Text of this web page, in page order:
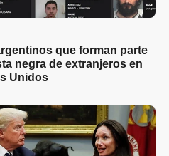
que forman parte
negra de extranjeros en
Unidos